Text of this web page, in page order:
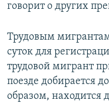
говорит о других
Трудовым
суток для
трудовой мигрант
поезде добирается
образом, находится